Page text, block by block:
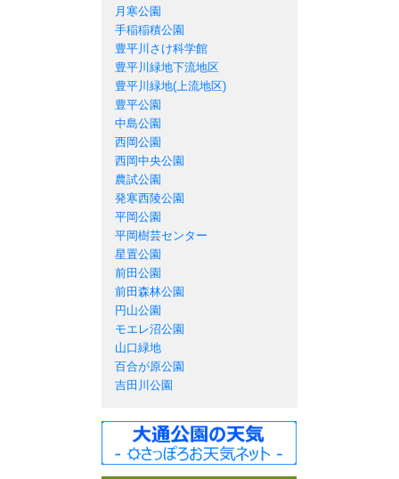
月寒公園
手稲稲積公園
豊平川さけ科学館
豊平川緑地下流地区
豊平川緑地(上流地区)
豊平公園
中島公園
西岡公園
西岡中央公園
農試公園
発寒西陵公園
平岡公園
平岡樹芸センター
星置公園
前田公園
前田森林公園
円山公園
モエレ沼公園
山口緑地
百合が原公園
吉田川公園